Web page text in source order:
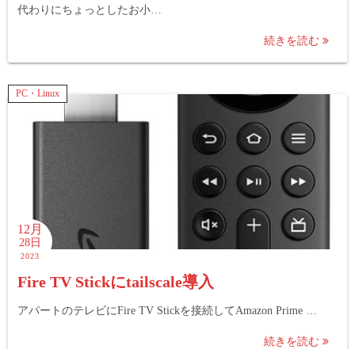
代わりにちょっとしたお小…
続きを読む
PC・Linux
12月
28日
2023
Fire TV Stickにtailscale導入
アパートのテレビにFire TV Stickを接続してAmazon Prime …
続きを読む